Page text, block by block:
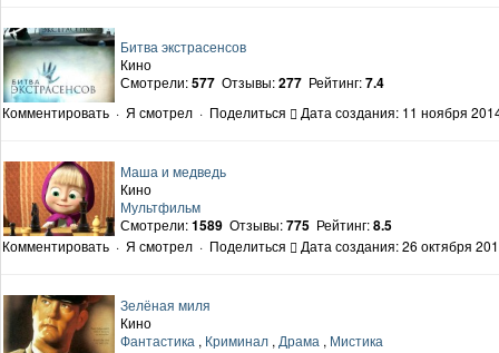
Битва экстрасенсов
Кино
Смотрели:577 Отзывы:277 Рейтинг:7.4
Комментировать · Я смотрел · Поделиться Дата создания: 11 ноября
Маша и медведь
Кино
Мультфильм
Смотрели:1589 Отзывы:775 Рейтинг:8.5
Комментировать · Я смотрел · Поделиться Дата создания: 26 октября
Зелёная миля
Кино
Фантастика , Криминал , Драма , Мистика